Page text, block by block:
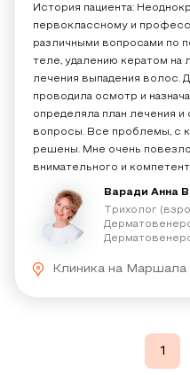
История пациента:
первоклассному и
различными вопросами по
теле, удалению кератом​ на
лечения выпадения волос​.
проводила осмотр и
определяла план лечения
вопросы. Все проблемы, с
решены. Мне очень
внимательного и
Варади Анна
Трихолог
Клиника на
1